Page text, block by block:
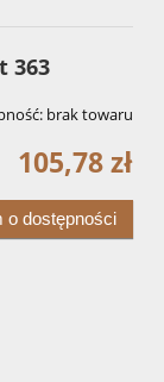
363
brak towaru
105,78 zł
o dostępności